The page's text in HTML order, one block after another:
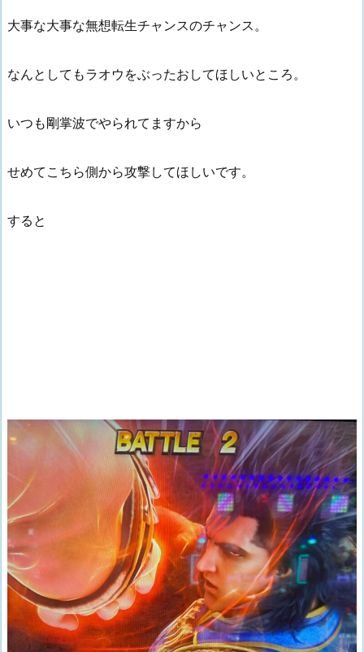
大事な大事な無想転生チャンスのチャンス。
なんとしてもラオウをぶったおしてほしいところ。
いつも剛掌波でやられてますから
せめてこちら側から攻撃してほしいです。
すると